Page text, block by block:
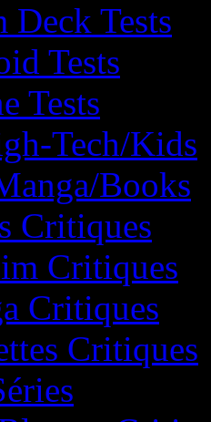
Deck Tests
Tests
Tests
Tech/Kids
Books
Critiques
Critiques
Critiques
Critiques